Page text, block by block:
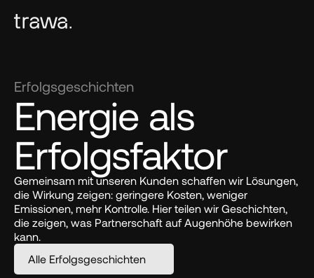
Erfolgsgeschichten
Energie als
Erfolgs­faktor
Gemeinsam mit unseren Kunden schaffen wir Lösungen,
die Wirkung zeigen: geringere Kosten, weniger
Emissionen, mehr Kontrolle. Hier teilen wir Geschichten,
die zeigen, was Partnerschaft auf Augenhöhe bewirken
kann.
Alle Erfolgsgeschichten